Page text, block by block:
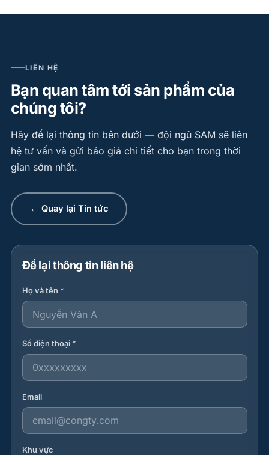
LIÊN HỆ
Bạn quan tâm tới sản phẩm của
chúng tôi?
Hãy để lại thông tin bên dưới — đội ngũ SAM sẽ liên
hệ tư vấn và gửi báo giá chi tiết cho bạn trong thời
gian sớm nhất.
← Quay lại Tin tức
Để lại thông tin liên hệ
Họ và tên *
Số điện thoại *
Email
Khu vực